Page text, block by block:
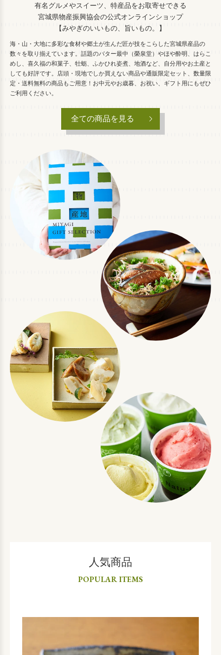
有名グルメやスイーツ、特産品をお取寄せできる
宮城県物産振興協会の公式オンラインショップ
【みやぎのいいもの、旨いもの。】
海・山・大地に多彩な食材や郷土が生んだ匠が技をこらした宮城県産品の
数々を取り揃えています。話題のバター最中（榮泉堂）やほや酔明、はらこ
めし、喜久福の和菓子、牡蛎、ふかひれ姿煮、地酒など、自分用やお土産と
しても好評です。店頭・現地でしか買えない商品や通販限定セット、数量限
定・送料無料の商品もご用意！お中元やお歳暮、お祝い、ギフト用にもぜひ
ご利用ください。
全ての商品を見る
人気商品
POPULAR ITEMS